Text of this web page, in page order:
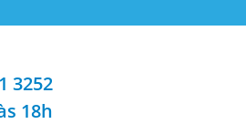
3252
18h